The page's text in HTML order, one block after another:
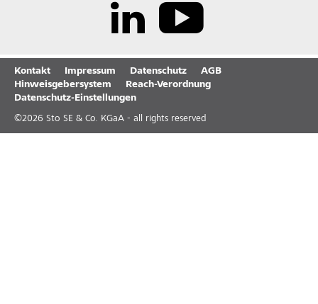
Kontakt Impressum Datenschutz
AGB
Hinweisgebersystem
Reach-Verordnung
Datenschutz-Einstellungen
©2026 Sto SE & Co. KGaA - all rights reserved